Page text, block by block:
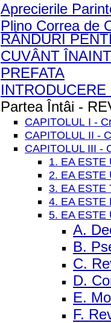
Aprecierile
Plino Correa de
RÂNDURI
CUVÂNT
PREFATA
Partea Întâi -
CAPITOLUL I -
CAPITOLUL II -
CAPITOLUL III -
1. EA ESTE
2. EA ESTE
3. EA ESTE
4. EA ESTE
5. EA ESTE
A.
B.
C.
D.
E.
F.